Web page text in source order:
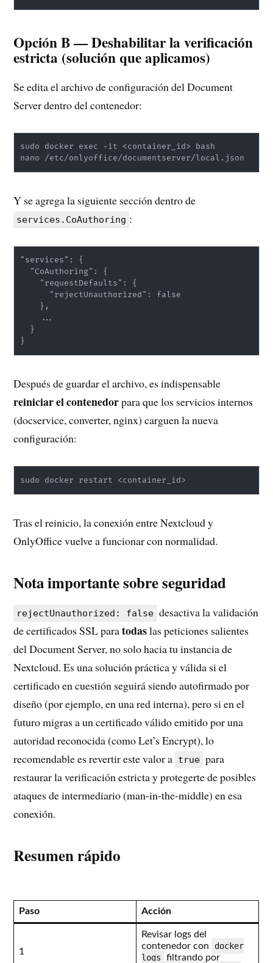
Opción B — Deshabilitar la verificación
estricta (solución que aplicamos)
Se edita el archivo de configuración del Document
Server dentro del contenedor:
sudo docker exec -it <container_id> bash
nano /etc/onlyoffice/documentserver/local.json
Y se agrega la siguiente sección dentro de
services.CoAuthoring :
"services": {
  "CoAuthoring": {
    "requestDefaults": {
      "rejectUnauthorized": false
    },
    ...
  }
}
Después de guardar el archivo, es indispensable
reiniciar el contenedorpara que los servicios internos
(docservice, converter, nginx) carguen la nueva
configuración:
sudo docker restart <container_id>
Tras el reinicio, la conexión entre Nextcloud y
OnlyOffice vuelve a funcionar con normalidad.
Nota importante sobre seguridad
rejectUnauthorized: false desactiva la validación
de certificados SSL paratodaslas peticiones salientes
del Document Server, no solo hacia tu instancia de
Nextcloud. Es una solución práctica y válida si el
certificado en cuestión seguirá siendo autofirmado por
diseño (por ejemplo, en una red interna), pero si en el
futuro migras a un certificado válido emitido por una
autoridad reconocida (como Let’s Encrypt), lo
recomendable es revertir este valor a true para
restaurar la verificación estricta y protegerte de posibles
ataques de intermediario (man-in-the-middle) en esa
conexión.
Resumen rápido
Paso Acción
1
Revisar logs del
contenedor con
docker
logs
filtrando por